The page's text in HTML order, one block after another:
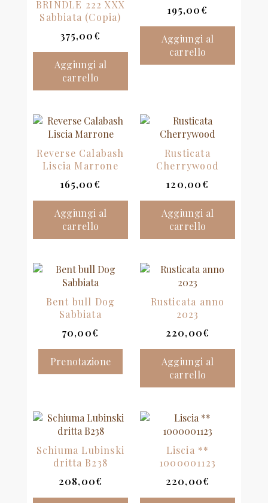
BRINDLE 222 XXX
Sabbiata (Copia)
375,00€
Aggiungi al
carrello
195,00€
Aggiungi al
carrello
Reverse Calabash
Liscia Marrone
165,00€
Aggiungi al
carrello
Rusticata
Cherrywood
120,00€
Aggiungi al
carrello
Bent bull Dog
Sabbiata
70,00€
Prenotazione
Rusticata anno
2023
220,00€
Aggiungi al
carrello
Schiuma Lubinski
dritta B238
208,00€
Liscia **
1000001123
220,00€